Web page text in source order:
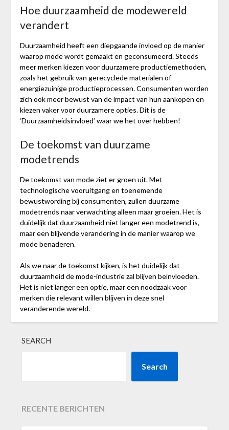
Hoe duurzaamheid de modewereld
verandert
Duurzaamheid heeft een diepgaande invloed op de manier
waarop mode wordt gemaakt en geconsumeerd. Steeds
meer merken kiezen voor duurzamere productiemethoden,
zoals het gebruik van gerecyclede materialen of
energiezuinige productieprocessen. Consumenten worden
zich ook meer bewust van de impact van hun aankopen en
kiezen vaker voor duurzamere opties. Dit is de
‘Duurzaamheidsinvloed’ waar we het over hebben!
De toekomst van duurzame
modetrends
De toekomst van mode ziet er groen uit. Met
technologische vooruitgang en toenemende
bewustwording bij consumenten, zullen duurzame
modetrends naar verwachting alleen maar groeien. Het is
duidelijk dat duurzaamheid niet langer een modetrend is,
maar een blijvende verandering in de manier waarop we
mode benaderen.
Als we naar de toekomst kijken, is het duidelijk dat
duurzaamheid de mode-industrie zal blijven beïnvloeden.
Het is niet langer een optie, maar een noodzaak voor
merken die relevant willen blijven in deze snel
veranderende wereld.
SEARCH
Search
RECENTE BERICHTEN